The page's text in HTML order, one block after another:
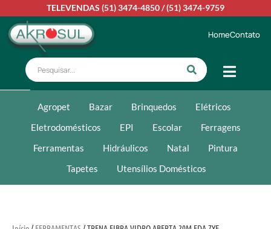
TELEVENDAS (51) 3474-4850/(51) 3474-9759
HomeContato
Agropet Bazar Brinquedos
Elétricos
Eletrodomésticos
EPI Escolar
Ferragens
Ferramentas
Hidráulicos Natal
Pintura
Tapetes
Utensílios Domésticos